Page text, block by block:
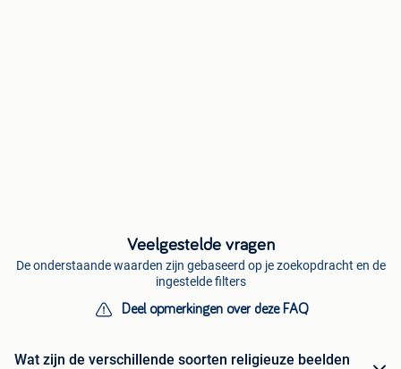
Veelgestelde vragen
De onderstaande waarden zijn gebaseerd op je zoekopdracht en de
ingestelde filters
Deel opmerkingen over deze FAQ
Wat zijn de verschillende soorten religieuze beelden